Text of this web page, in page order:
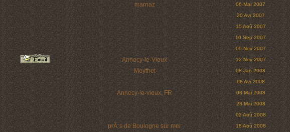
marnaz
06 Mar 2007
20 Avr 2007
15 Aoû 2007
10 Sep 2007
05 Nov 2007
Annecy-le-Vieux
12 Nov 2007
Meythet
08 Jan 2008
08 Avr 2008
Annecy-le-vieux, FR
08 Mai 2008
28 Mai 2008
02 Aoû 2008
prÃ¨s de Boulogne sur mer
18 Aoû 2008